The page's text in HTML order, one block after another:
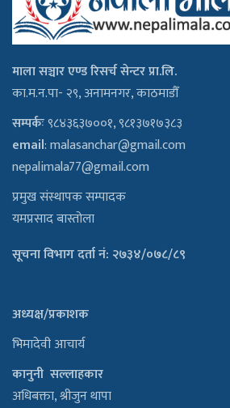
माला सञ्चार एण्ड रिसर्च सेन्टर प्रा.लि.
का.म.न.पा- २९, अनामनगर, काठमाडौँ
सम्पर्कः९८४३६३७००१, ९८१३७१७३८३
email:malasanchar@gmail.com
nepalimala77@gmail.com
प्रमुख संस्थापक सम्पादक
यमप्रसाद बास्तोला
सूचना विभाग दर्ता नं: २७३४/०७८/८९
अध्यक्ष/प्रकाशक
भिमादेवी आचार्य
कानुनी सल्लाहकार
अधिबक्ता, श्रीजुन थापा